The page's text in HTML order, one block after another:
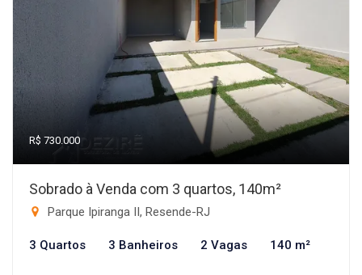
R$ 730.000
Sobrado à Venda com 3 quartos, 140m²
Parque Ipiranga II, Resende-RJ
3 Quartos 3 Banheiros 2 Vagas 140 m²